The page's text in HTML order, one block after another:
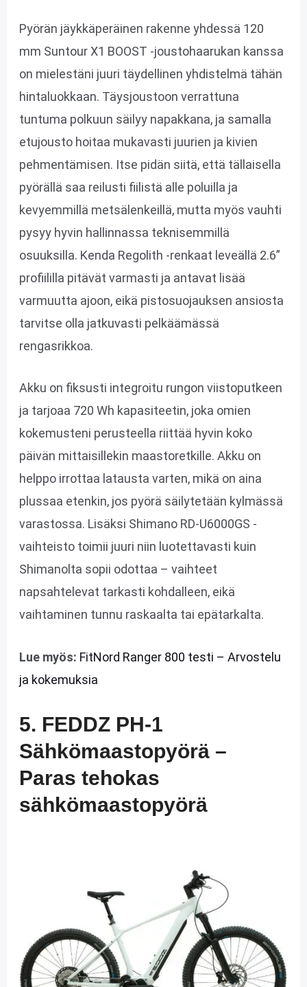
Pyörän jäykkäperäinen rakenne yhdessä 120
mm Suntour X1 BOOST -joustohaarukan kanssa
on mielestäni juuri täydellinen yhdistelmä tähän
hintaluokkaan. Täysjoustoon verrattuna
tuntuma polkuun säilyy napakkana, ja samalla
etujousto hoitaa mukavasti juurien ja kivien
pehmentämisen. Itse pidän siitä, että tällaisella
pyörällä saa reilusti fiilistä alle poluilla ja
kevyemmillä metsälenkeillä, mutta myös vauhti
pysyy hyvin hallinnassa teknisemmillä
osuuksilla. Kenda Regolith -renkaat leveällä 2.6”
profiililla pitävät varmasti ja antavat lisää
varmuutta ajoon, eikä pistosuojauksen ansiosta
tarvitse olla jatkuvasti pelkäämässä
rengasrikkoa.
Akku on fiksusti integroitu rungon viistoputkeen
ja tarjoaa 720 Wh kapasiteetin, joka omien
kokemusteni perusteella riittää hyvin koko
päivän mittaisillekin maastoretkille. Akku on
helppo irrottaa latausta varten, mikä on aina
plussaa etenkin, jos pyörä säilytetään kylmässä
varastossa. Lisäksi Shimano RD-U6000GS -
vaihteisto toimii juuri niin luotettavasti kuin
Shimanolta sopii odottaa – vaihteet
napsahtelevat tarkasti kohdalleen, eikä
vaihtaminen tunnu raskaalta tai epätarkalta.
Lue myös: FitNord Ranger 800 testi – Arvostelu
ja kokemuksia
5. FEDDZ PH-1
Sähkömaastopyörä –
Paras tehokas
sähkömaastopyörä